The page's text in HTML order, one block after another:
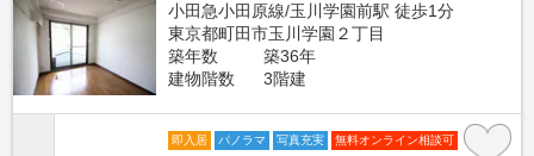
小田急小田原線/玉川学園前駅 徒歩1分
東京都町田市玉川学園２丁目
築年数
築36年
建物階数
3階建
即入居 パノラマ 写真充実 無料オンライン相談可